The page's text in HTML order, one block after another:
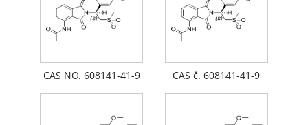
CAS NO. 608141-41-9 CAS č. 608141-41-9